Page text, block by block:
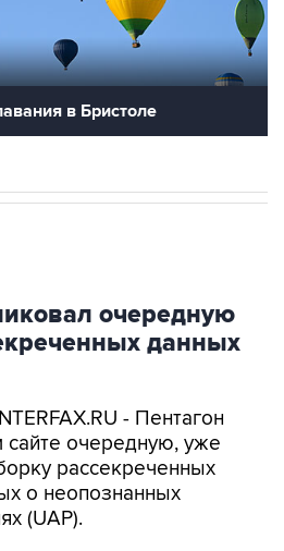
в Бристоле
очередную
данных
- Пентагон
сайте очередную, уже
рассекреченных
о неопознанных
(UAP).